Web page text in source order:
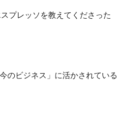
プレッソを教えてくださった
ビジネス」に活かされている